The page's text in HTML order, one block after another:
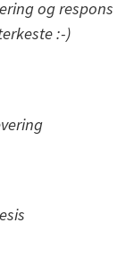
og respons
:-)